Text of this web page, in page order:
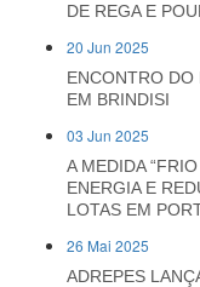
DE REGA E
20 Jun 2025
ENCONTRO DO
EM BRINDISI
03 Jun 2025
A MEDIDA
ENERGIA E
LOTAS EM
26 Mai 2025
ADREPES